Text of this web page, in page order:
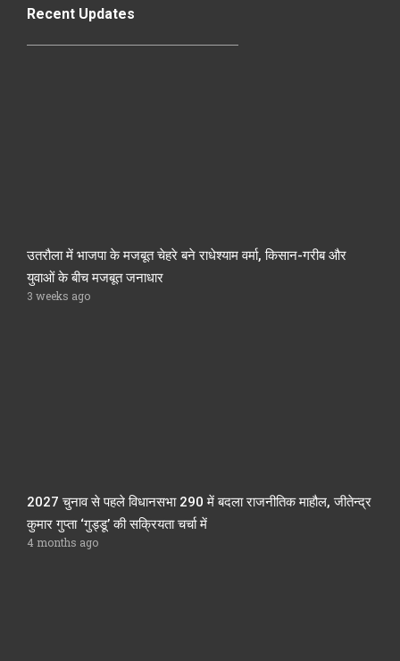
Recent Updates
उतरौला में भाजपा के मजबूत चेहरे बने राधेश्याम वर्मा, किसान-गरीब और
युवाओं के बीच मजबूत जनाधार
3 weeks ago
2027 चुनाव से पहले विधानसभा 290 में बदला राजनीतिक माहौल, जीतेन्द्र
कुमार गुप्ता ‘गुड्डू’ की सक्रियता चर्चा में
4 months ago